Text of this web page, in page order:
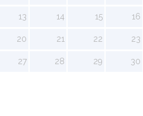
13 14 15 16
20 21 22 23
27 28 29 30